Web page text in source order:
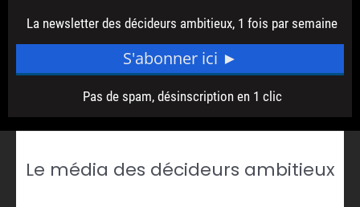
Le média des décideurs ambitieux